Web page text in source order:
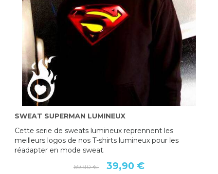
SWEAT SUPERMAN LUMINEUX
Cette serie de sweats lumineux reprennent les
meilleurs logos de nos T-shirts lumineux pour les
réadapter en mode sweat.
69,90 € 39,90 €